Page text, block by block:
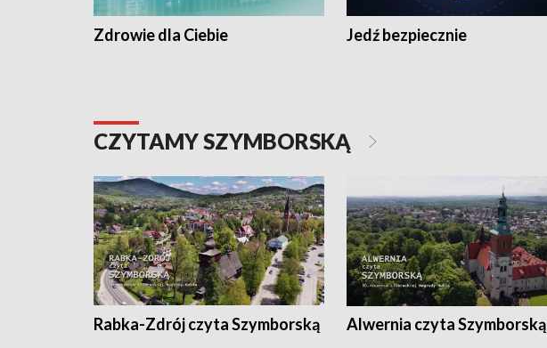
Zdrowie dla Ciebie Jedź bezpiecznie
CZYTAMY SZYMBORSKĄ
Rabka-Zdrój czyta Szymborską Alwernia czyta Szymborską